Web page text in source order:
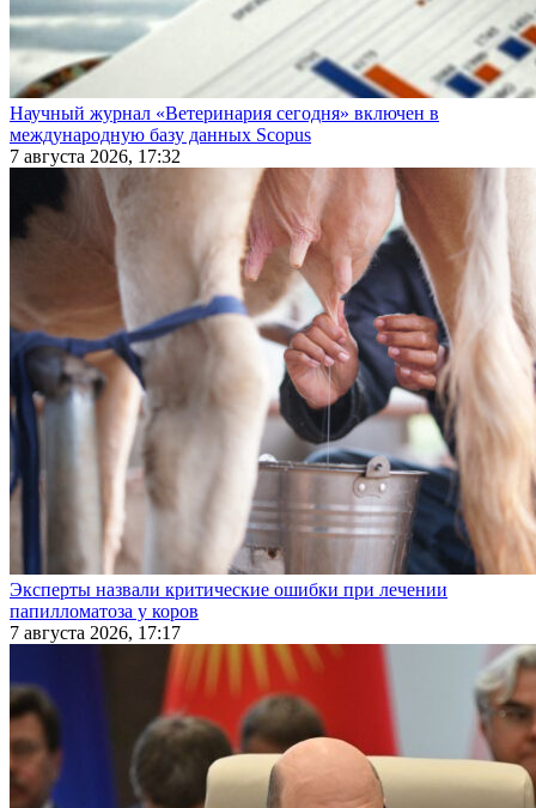
Научный журнал «Ветеринария сегодня» включен в
международную базу данных Scopus
7 августа 2026, 17:32
Эксперты назвали критические ошибки при лечении
папилломатоза у коров
7 августа 2026, 17:17